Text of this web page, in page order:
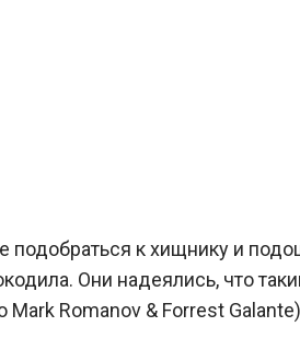
к хищнику и
Они надеялись, что
Romanov & Forrest